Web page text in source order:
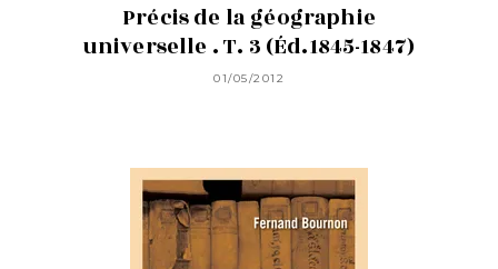
Précis de la géographie
universelle . T. 3 (Éd.1845-1847)
01/05/2012